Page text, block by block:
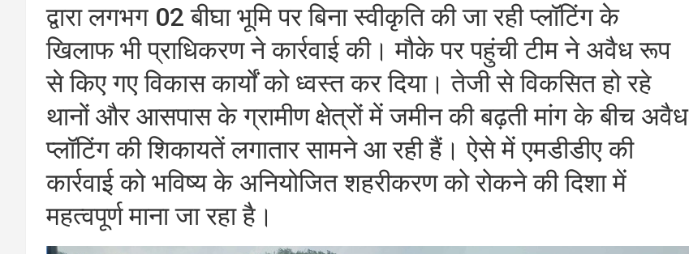
द्वारा लगभग 02 बीघा भूमि पर बिना स्वीकृति की जा रही प्लॉटिंग के
खिलाफ भी प्राधिकरण ने कार्रवाई की। मौके पर पहुंची टीम ने अवैध रूप
से किए गए विकास कार्यों को ध्वस्त कर दिया। तेजी से विकसित हो रहे
थानों और आसपास के ग्रामीण क्षेत्रों में जमीन की बढ़ती मांग के बीच अवैध
प्लॉटिंग की शिकायतें लगातार सामने आ रही हैं। ऐसे में एमडीडीए की
कार्रवाई को भविष्य के अनियोजित शहरीकरण को रोकने की दिशा में
महत्वपूर्ण माना जा रहा है।